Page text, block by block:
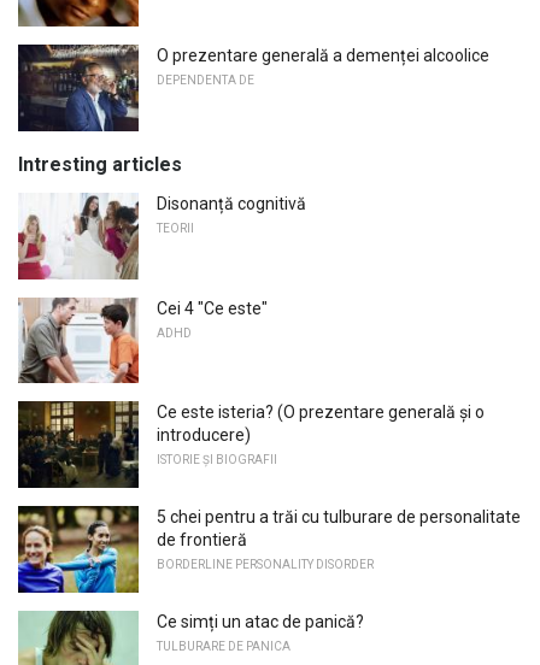
O prezentare generală a demenței alcoolice
DEPENDENTA DE
Intresting articles
Disonanță cognitivă
TEORII
Cei 4 "Ce este"
ADHD
Ce este isteria? (O prezentare generală și o
introducere)
ISTORIE ȘI BIOGRAFII
5 chei pentru a trăi cu tulburare de personalitate
de frontieră
BORDERLINE PERSONALITY DISORDER
Ce simți un atac de panică?
TULBURARE DE PANICA